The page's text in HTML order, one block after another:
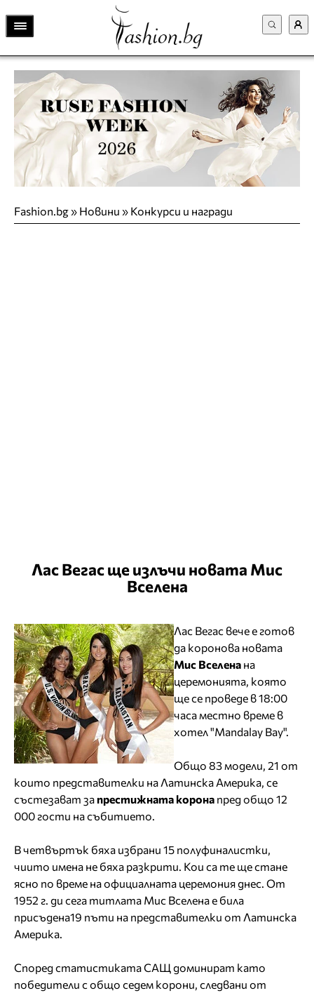
Fashion.bg» Новини » Конкурси и награди
Лас Вегас ще излъчи новата Мис
Вселена
Лас Вегас вече е готов
да коронова новата
Мис Вселена на
церемонията, която
ще се проведе в 18:00
часа местно време в
хотел "Mandalay Bay".
Общо 83 модели, 21 от
които представителки на Латинска Америка, се
състезават за престижната корона пред общо 12
000 гости на събитието.
В четвъртък бяха избрани 15 полуфиналистки,
чиито имена не бяха разкрити. Кои са те ще стане
ясно по време на официалната церемония днес. От
1952 г. ди сега титлата Мис Вселена е била
присъдена19 пъти на представителки от Латинска
Америка.
Според статистиката САЩ доминират като
победители с общо седем корони, следвани от